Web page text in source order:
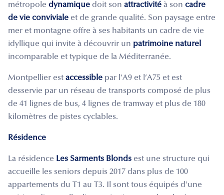
métropole dynamique doit son attractivité à son cadre
de vie conviviale et de grande qualité. Son paysage entre
mer et montagne offre à ses habitants un cadre de vie
idyllique qui invite à découvrir un patrimoine naturel
incomparable et typique de la Méditerranée.
Montpellier est accessible par l’A9 et l’A75 et est
desservie par un réseau de transports composé de plus
de 41 lignes de bus, 4 lignes de tramway et plus de 180
kilomètres de pistes cyclables.
Résidence
La résidence Les Sarments Blonds est une structure qui
accueille les seniors depuis 2017 dans plus de 100
appartements du T1 au T3. Il sont tous équipés d'une